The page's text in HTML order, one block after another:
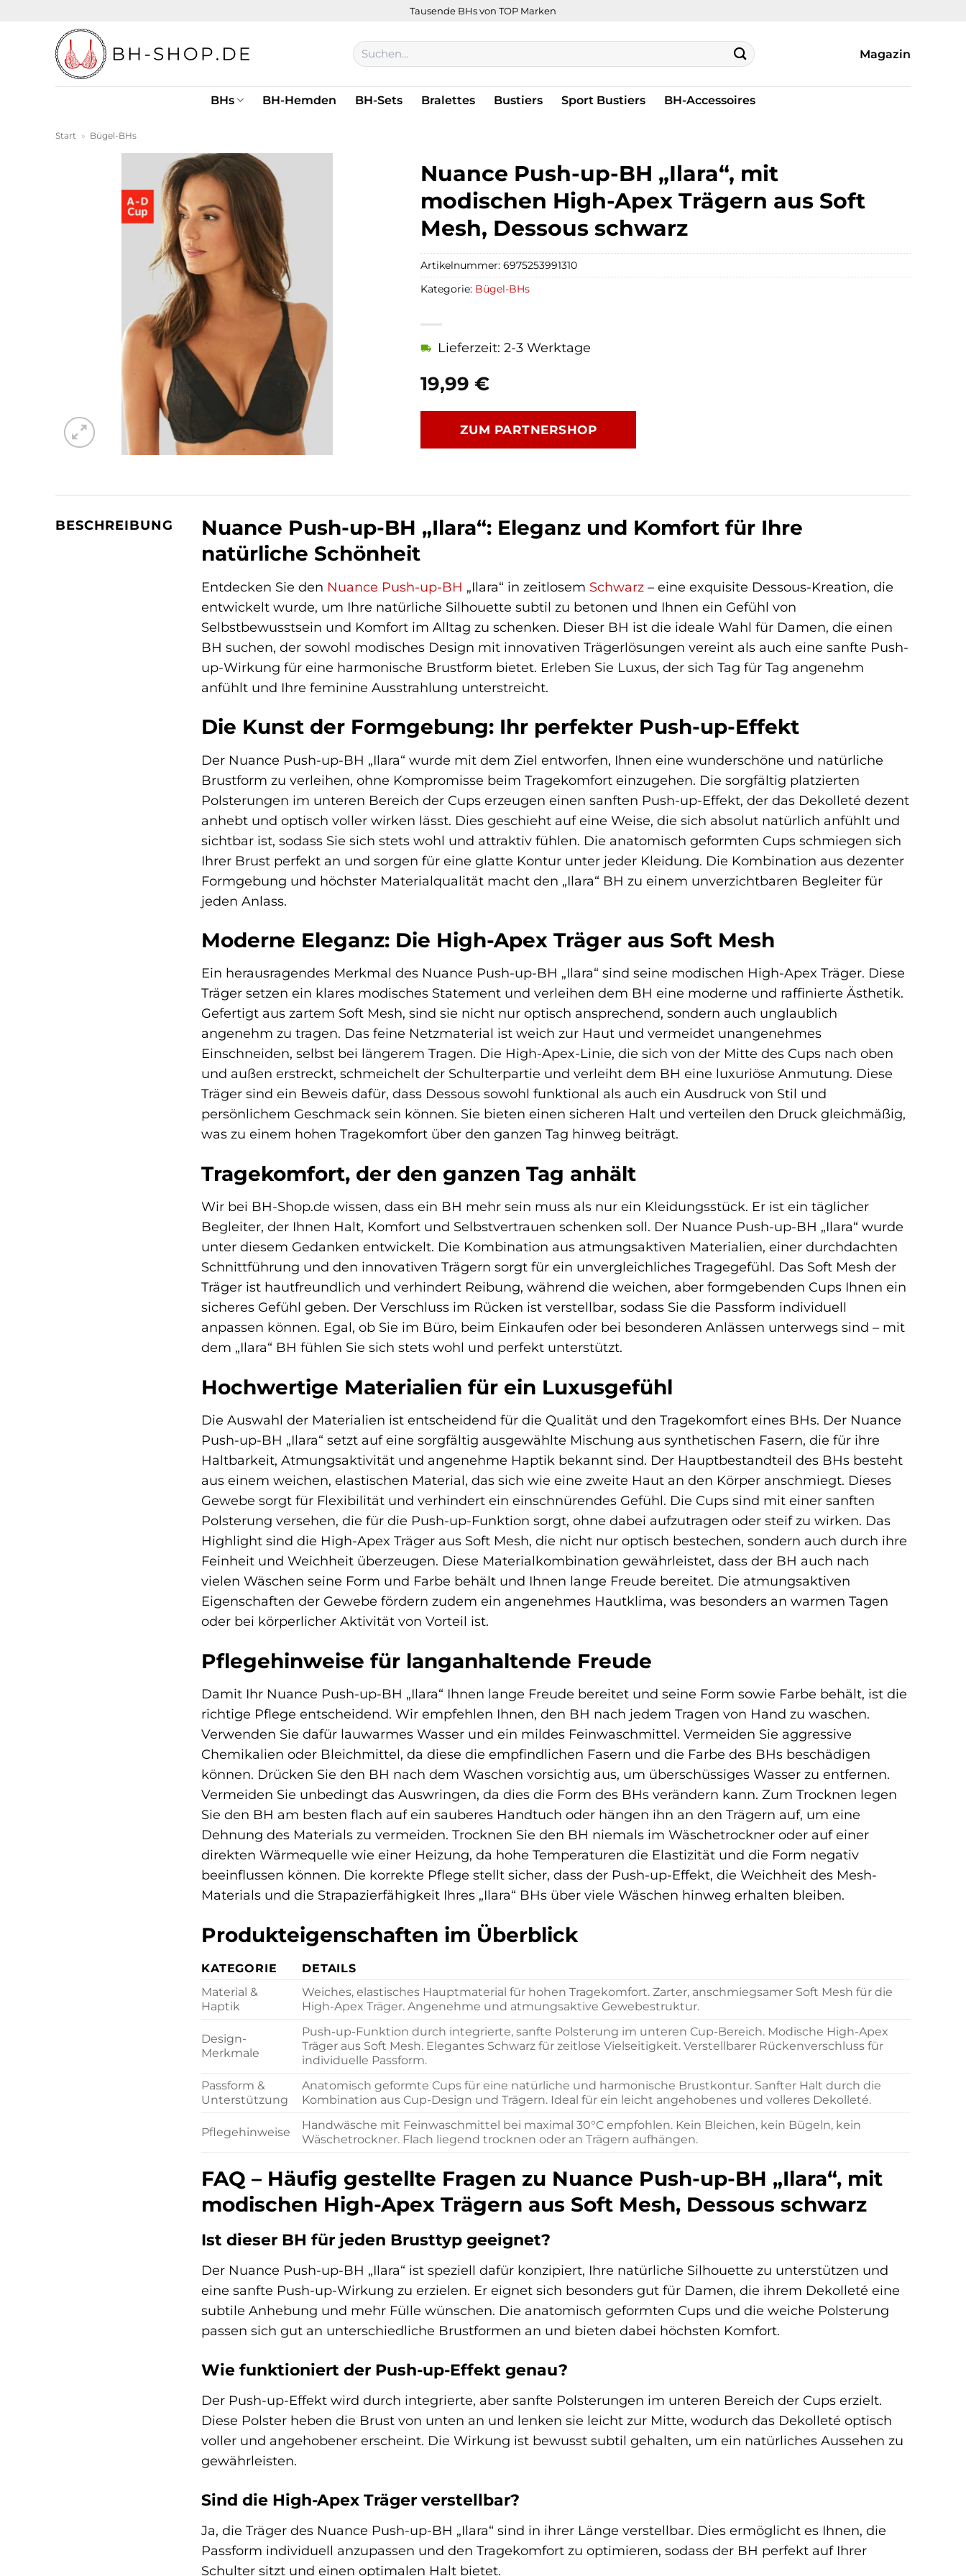
springen
Tausende BHs von TOP Marken
Suchen
nach:
Magazin
BHs BH-Hemden BH-Sets Bralettes Bustiers Sport Bustiers BH-Accessoires
Start » Bügel-BHs
Nuance Push-up-BH „Ilara“, mit
modischen High-Apex Trägern aus Soft
Mesh, Dessous schwarz
19,99€
Lieferzeit: 2-3 Werktage
ZUM PARTNERSHOP
Artikelnummer:6975253991310
Kategorie: Bügel-BHs
BESCHREIBUNG
Nuance Push-up-BH „Ilara“: Eleganz und Komfort für Ihre
natürliche Schönheit
Entdecken Sie den Nuance Push-up-BH „Ilara“ in zeitlosem Schwarz – eine exquisite Dessous-Kreation, die
entwickelt wurde, um Ihre natürliche Silhouette subtil zu betonen und Ihnen ein Gefühl von
Selbstbewusstsein und Komfort im Alltag zu schenken. Dieser BH ist die ideale Wahl für Damen, die einen
BH suchen, der sowohl modisches Design mit innovativen Trägerlösungen vereint als auch eine sanfte Push-
up-Wirkung für eine harmonische Brustform bietet. Erleben Sie Luxus, der sich Tag für Tag angenehm
anfühlt und Ihre feminine Ausstrahlung unterstreicht.
Die Kunst der Formgebung: Ihr perfekter Push-up-Effekt
Der Nuance Push-up-BH „Ilara“ wurde mit dem Ziel entworfen, Ihnen eine wunderschöne und natürliche
Brustform zu verleihen, ohne Kompromisse beim Tragekomfort einzugehen. Die sorgfältig platzierten
Polsterungen im unteren Bereich der Cups erzeugen einen sanften Push-up-Effekt, der das Dekolleté dezent
anhebt und optisch voller wirken lässt. Dies geschieht auf eine Weise, die sich absolut natürlich anfühlt und
sichtbar ist, sodass Sie sich stets wohl und attraktiv fühlen. Die anatomisch geformten Cups schmiegen sich
Ihrer Brust perfekt an und sorgen für eine glatte Kontur unter jeder Kleidung. Die Kombination aus dezenter
Formgebung und höchster Materialqualität macht den „Ilara“ BH zu einem unverzichtbaren Begleiter für
jeden Anlass.
Moderne Eleganz: Die High-Apex Träger aus Soft Mesh
Ein herausragendes Merkmal des Nuance Push-up-BH „Ilara“ sind seine modischen High-Apex Träger. Diese
Träger setzen ein klares modisches Statement und verleihen dem BH eine moderne und raffinierte Ästhetik.
Gefertigt aus zartem Soft Mesh, sind sie nicht nur optisch ansprechend, sondern auch unglaublich
angenehm zu tragen. Das feine Netzmaterial ist weich zur Haut und vermeidet unangenehmes
Einschneiden, selbst bei längerem Tragen. Die High-Apex-Linie, die sich von der Mitte des Cups nach oben
und außen erstreckt, schmeichelt der Schulterpartie und verleiht dem BH eine luxuriöse Anmutung. Diese
Träger sind ein Beweis dafür, dass Dessous sowohl funktional als auch ein Ausdruck von Stil und
persönlichem Geschmack sein können. Sie bieten einen sicheren Halt und verteilen den Druck gleichmäßig,
was zu einem hohen Tragekomfort über den ganzen Tag hinweg beiträgt.
Tragekomfort, der den ganzen Tag anhält
Wir bei BH-Shop.de wissen, dass ein BH mehr sein muss als nur ein Kleidungsstück. Er ist ein täglicher
Begleiter, der Ihnen Halt, Komfort und Selbstvertrauen schenken soll. Der Nuance Push-up-BH „Ilara“ wurde
unter diesem Gedanken entwickelt. Die Kombination aus atmungsaktiven Materialien, einer durchdachten
Schnittführung und den innovativen Trägern sorgt für ein unvergleichliches Tragegefühl. Das Soft Mesh der
Träger ist hautfreundlich und verhindert Reibung, während die weichen, aber formgebenden Cups Ihnen ein
sicheres Gefühl geben. Der Verschluss im Rücken ist verstellbar, sodass Sie die Passform individuell
anpassen können. Egal, ob Sie im Büro, beim Einkaufen oder bei besonderen Anlässen unterwegs sind – mit
dem „Ilara“ BH fühlen Sie sich stets wohl und perfekt unterstützt.
Hochwertige Materialien für ein Luxusgefühl
Die Auswahl der Materialien ist entscheidend für die Qualität und den Tragekomfort eines BHs. Der Nuance
Push-up-BH „Ilara“ setzt auf eine sorgfältig ausgewählte Mischung aus synthetischen Fasern, die für ihre
Haltbarkeit, Atmungsaktivität und angenehme Haptik bekannt sind. Der Hauptbestandteil des BHs besteht
aus einem weichen, elastischen Material, das sich wie eine zweite Haut an den Körper anschmiegt. Dieses
Gewebe sorgt für Flexibilität und verhindert ein einschnürendes Gefühl. Die Cups sind mit einer sanften
Polsterung versehen, die für die Push-up-Funktion sorgt, ohne dabei aufzutragen oder steif zu wirken. Das
Highlight sind die High-Apex Träger aus Soft Mesh, die nicht nur optisch bestechen, sondern auch durch ihre
Feinheit und Weichheit überzeugen. Diese Materialkombination gewährleistet, dass der BH auch nach
vielen Wäschen seine Form und Farbe behält und Ihnen lange Freude bereitet. Die atmungsaktiven
Eigenschaften der Gewebe fördern zudem ein angenehmes Hautklima, was besonders an warmen Tagen
oder bei körperlicher Aktivität von Vorteil ist.
Pflegehinweise für langanhaltende Freude
Damit Ihr Nuance Push-up-BH „Ilara“ Ihnen lange Freude bereitet und seine Form sowie Farbe behält, ist die
richtige Pflege entscheidend. Wir empfehlen Ihnen, den BH nach jedem Tragen von Hand zu waschen.
Verwenden Sie dafür lauwarmes Wasser und ein mildes Feinwaschmittel. Vermeiden Sie aggressive
Chemikalien oder Bleichmittel, da diese die empfindlichen Fasern und die Farbe des BHs beschädigen
können. Drücken Sie den BH nach dem Waschen vorsichtig aus, um überschüssiges Wasser zu entfernen.
Vermeiden Sie unbedingt das Auswringen, da dies die Form des BHs verändern kann. Zum Trocknen legen
Sie den BH am besten flach auf ein sauberes Handtuch oder hängen ihn an den Trägern auf, um eine
Dehnung des Materials zu vermeiden. Trocknen Sie den BH niemals im Wäschetrockner oder auf einer
direkten Wärmequelle wie einer Heizung, da hohe Temperaturen die Elastizität und die Form negativ
beeinflussen können. Die korrekte Pflege stellt sicher, dass der Push-up-Effekt, die Weichheit des Mesh-
Materials und die Strapazierfähigkeit Ihres „Ilara“ BHs über viele Wäschen hinweg erhalten bleiben.
Produkteigenschaften im Überblick
KATEGORIE
DETAILS
Material &
Haptik
Weiches, elastisches Hauptmaterial für hohen Tragekomfort. Zarter, anschmiegsamer Soft Mesh für die
High-Apex Träger. Angenehme und atmungsaktive Gewebestruktur.
Design-
Merkmale
Push-up-Funktion durch integrierte, sanfte Polsterung im unteren Cup-Bereich. Modische High-Apex
Träger aus Soft Mesh. Elegantes Schwarz für zeitlose Vielseitigkeit. Verstellbarer Rückenverschluss für
individuelle Passform.
Passform &
Unterstützung
Anatomisch geformte Cups für eine natürliche und harmonische Brustkontur. Sanfter Halt durch die
Kombination aus Cup-Design und Trägern. Ideal für ein leicht angehobenes und volleres Dekolleté.
Pflegehinweise
Handwäsche mit Feinwaschmittel bei maximal 30°C empfohlen. Kein Bleichen, kein Bügeln, kein
Wäschetrockner. Flach liegend trocknen oder an Trägern aufhängen.
FAQ – Häufig gestellte Fragen zu Nuance Push-up-BH „Ilara“, mit
modischen High-Apex Trägern aus Soft Mesh, Dessous schwarz
Ist dieser BH für jeden Brusttyp geeignet?
Der Nuance Push-up-BH „Ilara“ ist speziell dafür konzipiert, Ihre natürliche Silhouette zu unterstützen und
eine sanfte Push-up-Wirkung zu erzielen. Er eignet sich besonders gut für Damen, die ihrem Dekolleté eine
subtile Anhebung und mehr Fülle wünschen. Die anatomisch geformten Cups und die weiche Polsterung
passen sich gut an unterschiedliche Brustformen an und bieten dabei höchsten Komfort.
Wie funktioniert der Push-up-Effekt genau?
Der Push-up-Effekt wird durch integrierte, aber sanfte Polsterungen im unteren Bereich der Cups erzielt.
Diese Polster heben die Brust von unten an und lenken sie leicht zur Mitte, wodurch das Dekolleté optisch
voller und angehobener erscheint. Die Wirkung ist bewusst subtil gehalten, um ein natürliches Aussehen zu
gewährleisten.
Sind die High-Apex Träger verstellbar?
Ja, die Träger des Nuance Push-up-BH „Ilara“ sind in ihrer Länge verstellbar. Dies ermöglicht es Ihnen, die
Passform individuell anzupassen und den Tragekomfort zu optimieren, sodass der BH perfekt auf Ihrer
Schulter sitzt und einen optimalen Halt bietet.